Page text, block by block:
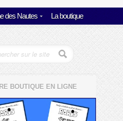
des Nautes La boutique
BOUTIQUE EN LIGNE